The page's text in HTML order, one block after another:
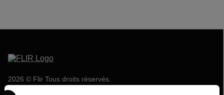
2026 © Flir Tous droits réservés.
Select your preferred country and language from the